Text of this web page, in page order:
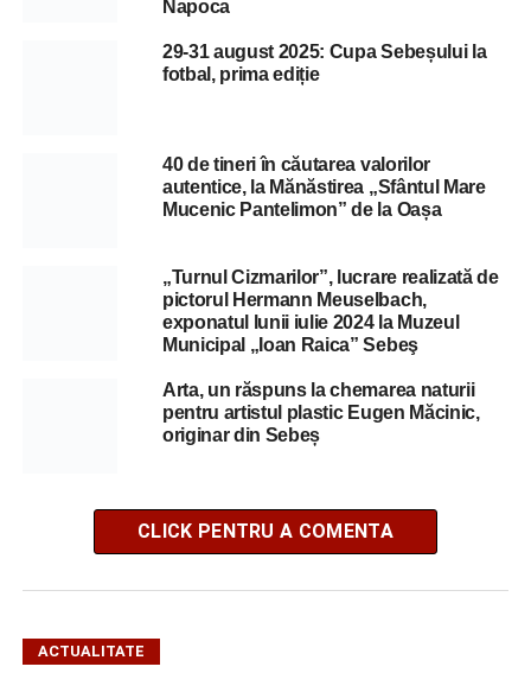
Napoca
29-31 august 2025: Cupa Sebeșului la
fotbal, prima ediție
40 de tineri în căutarea valorilor
autentice, la Mănăstirea „Sfântul Mare
Mucenic Pantelimon” de la Oașa
„Turnul Cizmarilor”, lucrare realizată de
pictorul Hermann Meuselbach,
exponatul lunii iulie 2024 la Muzeul
Municipal „Ioan Raica” Sebeş
Arta, un răspuns la chemarea naturii
pentru artistul plastic Eugen Măcinic,
originar din Sebeș
CLICK PENTRU A COMENTA
ACTUALITATE